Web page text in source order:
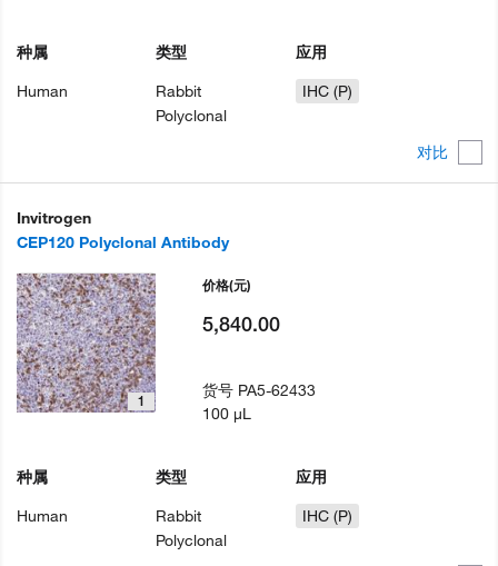
对比
种属
Human
类型
Rabbit
Polyclonal
应用
IHC (P)
Invitrogen
CEP120 Polyclonal Antibody
1
种属
Human
类型
Rabbit
Polyclonal
应用
IHC (P)
价格(元)
5,840.00
货号 PA5-62433
100 µL